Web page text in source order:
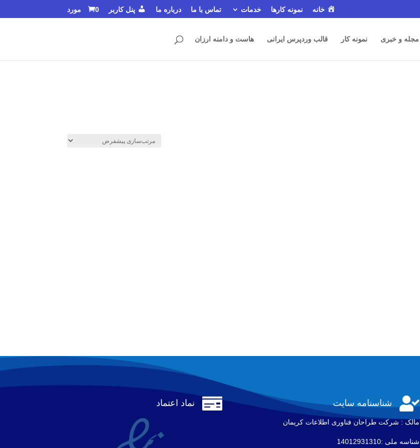
خانه نمونه کارها خدمات تماس با ما درباره ما پنل کاربر 0 مورد
مجله و خبری نمونه کار قالب وردپرس ایرانی هاست و دامنه ارزان
 نماد اعتماد  شناسنامه سایت
مالک : شرکت طراحان فناوری اطلاعات كريمان
شناسه ملی :14012931310